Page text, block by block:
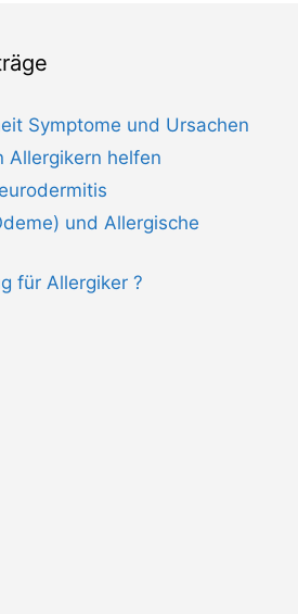
Symptome und Ursachen
Allergikern helfen
und Allergische
für Allergiker ?